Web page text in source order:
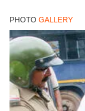
PHOTO GALLERY